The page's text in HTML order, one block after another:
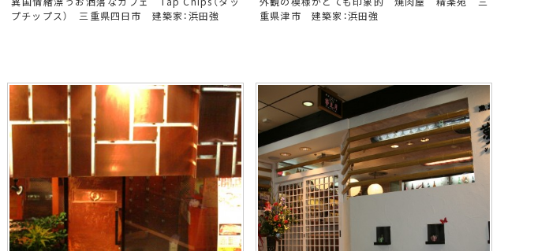
プチップス） 三重県四日市 建築家：浜田強
重県津市 建築家：浜田強